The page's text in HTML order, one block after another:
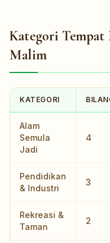
Kategori
Malim
KATEGORI
Alam
Semula
Jadi
4
Pendidikan
& Industri
3
Rekreasi &
Taman
2